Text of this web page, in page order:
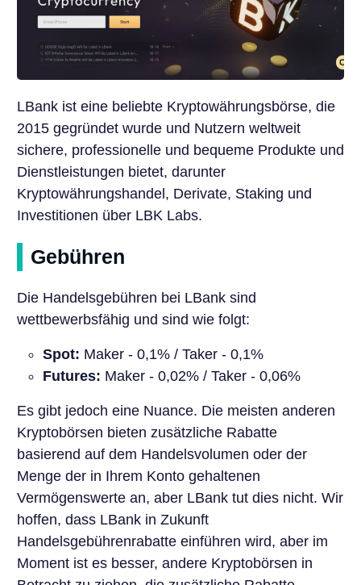
LBank ist eine beliebte Kryptowährungsbörse, die
2015 gegründet wurde und Nutzern weltweit
sichere, professionelle und bequeme Produkte und
Dienstleistungen bietet, darunter
Kryptowährungshandel, Derivate, Staking und
Investitionen über LBK Labs.
Gebühren
Die Handelsgebühren bei LBank sind
wettbewerbsfähig und sind wie folgt:
Spot: Maker - 0,1% / Taker - 0,1%
Futures: Maker - 0,02% / Taker - 0,06%
Es gibt jedoch eine Nuance. Die meisten anderen
Kryptobörsen bieten zusätzliche Rabatte
basierend auf dem Handelsvolumen oder der
Menge der in Ihrem Konto gehaltenen
Vermögenswerte an, aber LBank tut dies nicht. Wir
hoffen, dass LBank in Zukunft
Handelsgebührenrabatte einführen wird, aber im
Moment ist es besser, andere Kryptobörsen in